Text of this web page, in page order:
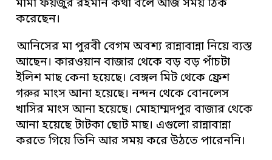
মামা ফয়জুর রহমান কথা বলে আজ সময় ঠিক
করেছেন।
আনিসের মা পুরবী বেগম অবশ্য রান্নাবান্না নিয়ে ব্যস্ত
আছেন। কারওয়ান বাজার থেকে বড় বড় পাঁচটা
ইলিশ মাছ কেনা হয়েছে। বেঙ্গল মিট থেকে ফ্রেশ
গরুর মাংস আনা হয়েছে। নন্দন থেকে বোনলেস
খাসির মাংস আনা হয়েছে। মোহাম্মদপুর বাজার থেকে
আনা হয়েছে টাটকা ছোট মাছ। এগুলো রান্নাবান্না
করতে গিয়ে তিনি আর সময় করে উঠতে পারেননি।